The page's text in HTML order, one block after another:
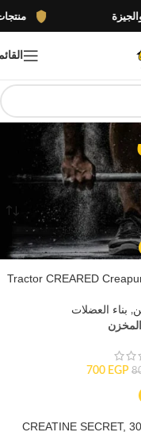
منتجات أصلية
عرض 1–12 من أصل 75 نتيجة
Tractor CREARED
, بناء العضلات
700 EGP
CREATINE SECRET,